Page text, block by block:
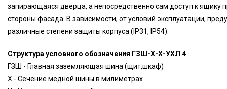
запирающаяся дверца, а непосредственно сам доступ к ящику
стороны фасада. В зависимости, от условий эксплуатации,
различные степени защиты корпуса (IP31, IP54).
Структура условного обозначения ГЗШ-Х-Х-УХЛ 4
ГЗШ - Главная заземляющая шина (щит,шкаф)
Х - Сечение медной шины в милиметрах